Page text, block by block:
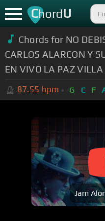
ChordU
Chords for NO
CARLOS ALARCON Y
EN VIVO LA PAZ
87.55 bpm G C F
Jam